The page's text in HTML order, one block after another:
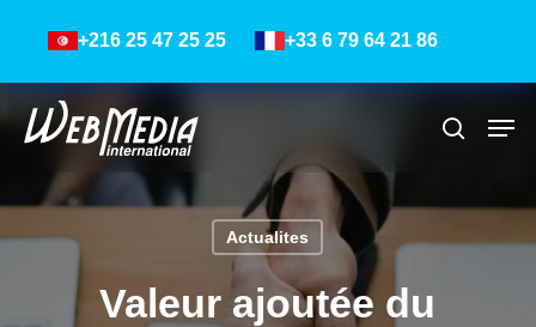
content
+216 25 47 25 25 +33 6 79 64 21 86
Actualites
Valeur ajoutée du